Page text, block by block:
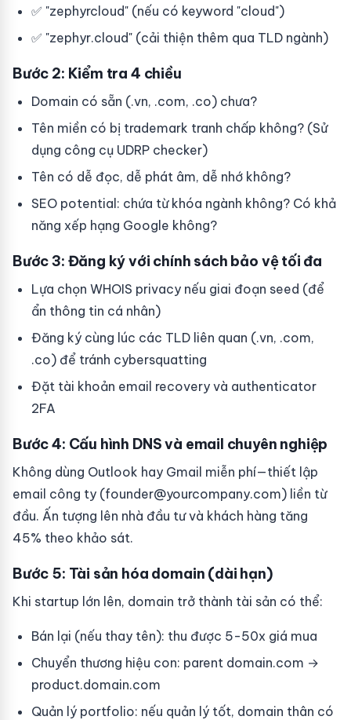
✅ "zephyrcloud" (nếu có keyword "cloud")
✅ "zephyr.cloud" (cải thiện thêm qua TLD ngành)
Bước 2: Kiểm tra 4 chiều
Domain có sẵn (.vn, .com, .co) chưa?
Tên miền có bị trademark tranh chấp không? (Sử
dụng công cụ UDRP checker)
Tên có dễ đọc, dễ phát âm, dễ nhớ không?
SEO potential: chứa từ khóa ngành không? Có khả
năng xếp hạng Google không?
Bước 3: Đăng ký với chính sách bảo vệ tối đa
Lựa chọn WHOIS privacy nếu giai đoạn seed (để
ẩn thông tin cá nhân)
Đăng ký cùng lúc các TLD liên quan (.vn, .com,
.co) để tránh cybersquatting
Đặt tài khoản email recovery và authenticator
2FA
Bước 4: Cấu hình DNS và email chuyên nghiệp
Không dùng Outlook hay Gmail miễn phí—thiết lập
email công ty (founder@yourcompany.com) liền từ
đầu. Ấn tượng lên nhà đầu tư và khách hàng tăng
45% theo khảo sát.
Bước 5: Tài sản hóa domain (dài hạn)
Khi startup lớn lên, domain trở thành tài sản có thể:
Bán lại (nếu thay tên): thu được 5-50x giá mua
Chuyển thương hiệu con: parent domain.com →
product.domain.com
Quản lý portfolio: nếu quản lý tốt, domain thân có